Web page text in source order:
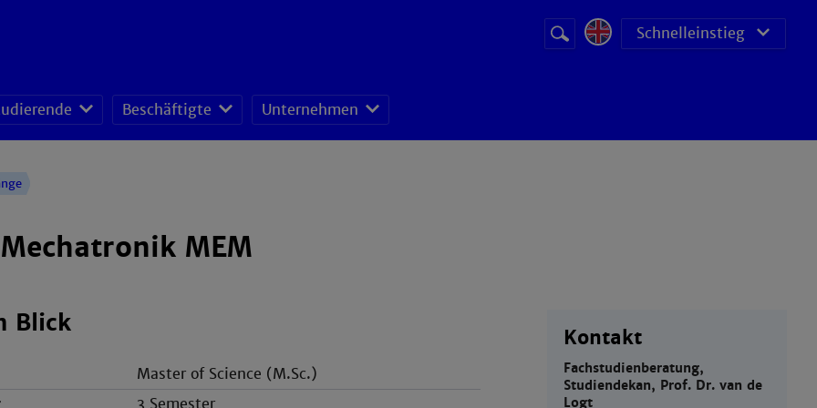
Suchbegriff
Suche
starten
Schnelleinstieg
Beschäftigte Unternehmen
MEM
Blick
Master of Science (M.Sc.)
3 Semester
Kontakt
Fachstudienberatung,
Studiendekan, Prof. Dr. van de
Logt